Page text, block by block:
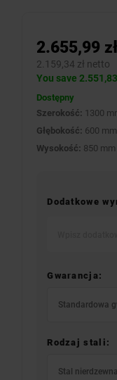
2.655,99 zł
2.159,34 zł netto
You save 2.551,83
Dostępny
Szerokość: 1300
Głębokość: 600 mm
Wysokość: 850 mm
Dodatkowe
Gwarancja:
Standardowa
Rodzaj stali:
Stal